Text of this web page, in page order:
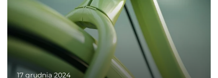
17 grudnia 2024